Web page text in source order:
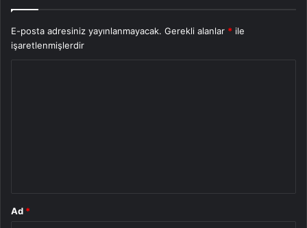
E-posta adresiniz yayınlanmayacak. Gerekli alanlar * ile
işaretlenmişlerdir
Ad *